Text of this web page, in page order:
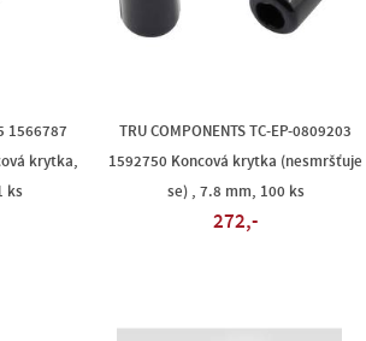
1566787
krytka,
ks
TRU COMPONENTS TC-EP-0809203
1592750 Koncová krytka (nesmršťuje
se) , 7.8 mm, 100 ks
272,-